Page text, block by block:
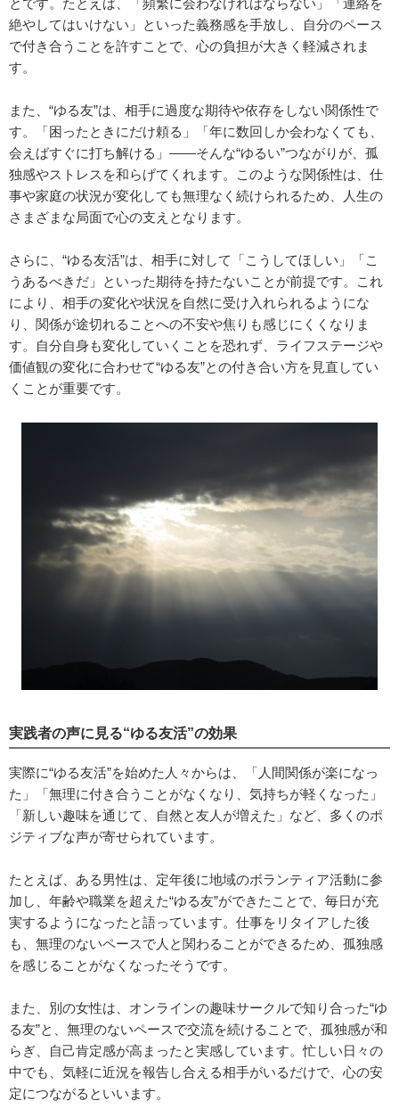
とです。たとえば、「頻繁に会わなければならない」「連絡を
絶やしてはいけない」といった義務感を手放し、自分のペース
で付き合うことを許すことで、心の負担が大きく軽減されま
す。
また、“ゆる友”は、相手に過度な期待や依存をしない関係性で
す。「困ったときにだけ頼る」「年に数回しか会わなくても、
会えばすぐに打ち解ける」――そんな“ゆるい”つながりが、孤
独感やストレスを和らげてくれます。このような関係性は、仕
事や家庭の状況が変化しても無理なく続けられるため、人生の
さまざまな局面で心の支えとなります。
さらに、“ゆる友活”は、相手に対して「こうしてほしい」「こ
うあるべきだ」といった期待を持たないことが前提です。これ
により、相手の変化や状況を自然に受け入れられるようにな
り、関係が途切れることへの不安や焦りも感じにくくなりま
す。自分自身も変化していくことを恐れず、ライフステージや
価値観の変化に合わせて“ゆる友”との付き合い方を見直してい
くことが重要です。
実践者の声に見る“ゆる友活”の効果
実際に“ゆる友活”を始めた人々からは、「人間関係が楽になっ
た」「無理に付き合うことがなくなり、気持ちが軽くなった」
「新しい趣味を通じて、自然と友人が増えた」など、多くのポ
ジティブな声が寄せられています。
たとえば、ある男性は、定年後に地域のボランティア活動に参
加し、年齢や職業を超えた“ゆる友”ができたことで、毎日が充
実するようになったと語っています。仕事をリタイアした後
も、無理のないペースで人と関わることができるため、孤独感
を感じることがなくなったそうです。
また、別の女性は、オンラインの趣味サークルで知り合った“ゆ
る友”と、無理のないペースで交流を続けることで、孤独感が和
らぎ、自己肯定感が高まったと実感しています。忙しい日々の
中でも、気軽に近況を報告し合える相手がいるだけで、心の安
定につながるといいます。